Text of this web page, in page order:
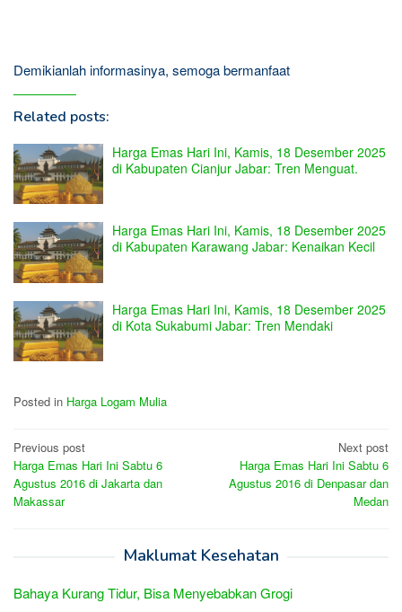
Demikianlah informasinya, semoga bermanfaat
Related posts:
Harga Emas Hari Ini, Kamis, 18 Desember 2025
di Kabupaten Cianjur Jabar: Tren Menguat.
Harga Emas Hari Ini, Kamis, 18 Desember 2025
di Kabupaten Karawang Jabar: Kenaikan Kecil
Harga Emas Hari Ini, Kamis, 18 Desember 2025
di Kota Sukabumi Jabar: Tren Mendaki
Posted in Harga Logam Mulia
Post
navigation
Previous post
Harga Emas Hari Ini Sabtu 6
Agustus 2016 di Jakarta dan
Makassar
Next post
Harga Emas Hari Ini Sabtu 6
Agustus 2016 di Denpasar dan
Medan
Maklumat Kesehatan
Bahaya Kurang Tidur, Bisa Menyebabkan Grogi